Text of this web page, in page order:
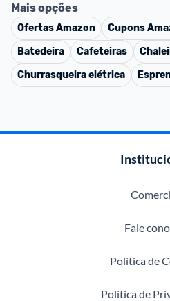
Mais opções
OfertasAmazon Cupons
Batedeira
Cafeteiras
Churrasqueira elétrica
Fale
Política de
Política de